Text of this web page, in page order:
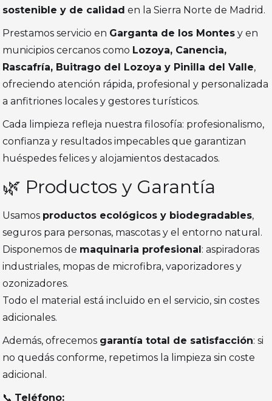
sostenible y de calidad en la Sierra Norte de Madrid.
Prestamos servicio en Garganta de los Montes y en
municipios cercanos como Lozoya, Canencia,
Rascafría, Buitrago del Lozoya y Pinilla del Valle,
ofreciendo atención rápida, profesional y personalizada
a anfitriones locales y gestores turísticos.
Cada limpieza refleja nuestra filosofía: profesionalismo,
confianza y resultados impecables que garantizan
huéspedes felices y alojamientos destacados.
🌿 Productos y Garantía
Usamos productos ecológicos y biodegradables,
seguros para personas, mascotas y el entorno natural.
Disponemos de maquinaria profesional : aspiradoras
industriales, mopas de microfibra, vaporizadores y
ozonizadores.
Todo el material está incluido en el servicio, sin costes
adicionales.
Además, ofrecemos garantía total de satisfacción: si
no quedás conforme, repetimos la limpieza sin coste
adicional.
📞 Teléfono: